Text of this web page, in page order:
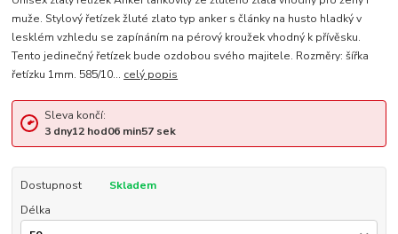
muže. Stylový řetízek žluté zlato typ anker s články na husto hladký v
lesklém vzhledu se zapínáním na pérový kroužek vhodný k přívěsku.
Tento jedinečný řetízek bude ozdobou svého majitele. Rozměry: šířka
řetízku 1mm. 585/10... celý popis
Sleva končí:
3 dny12hod06min57sek
Dostupnost
Skladem
Délka